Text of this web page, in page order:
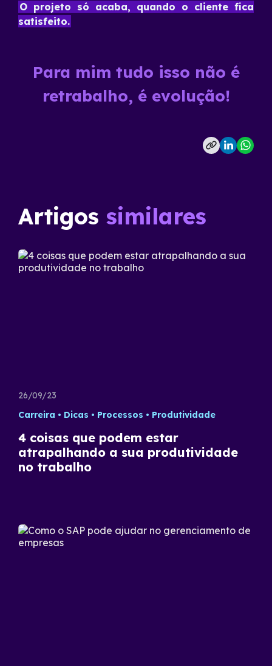
O projeto só acaba, quando o cliente fica
satisfeito.
Para mim tudo isso não é
retrabalho, é evolução!
Artigos similares
26/09/23
Carreira
Dicas Processos Produtividade
4 coisas que podem estar
atrapalhando a sua produtividade
no trabalho